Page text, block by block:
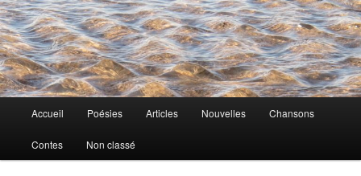
principal
Accueil Poésies Articles Nouvelles Chansons
Contes Non classé